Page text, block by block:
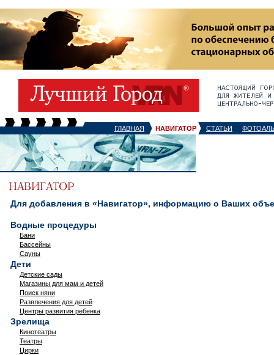
ГЛАВНАЯ НАВИГАТОР СТАТЬИ
Для добавления в «Навигатор», информацию о Ваших
Водные процедуры
Бани
Бассейны
Сауны
Дети
Детские сады
Магазины для мам и детей
Поиск няни
Развлечения для детей
Центры развития ребенка
Зрелища
Кинотеатры
Театры
Цирки